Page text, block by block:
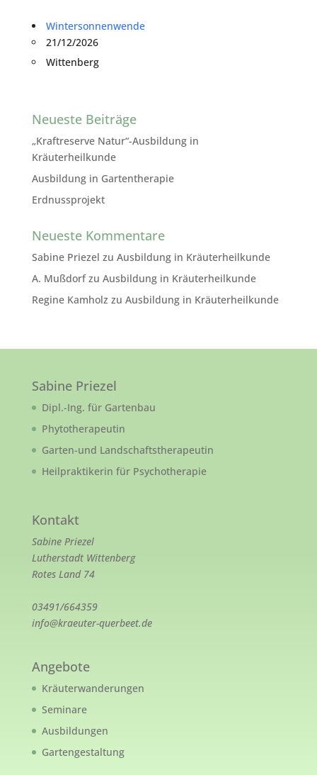
Wintersonnenwende
21/12/2026
Wittenberg
Neueste Beiträge
„Kraftreserve Natur“-Ausbildung in
Kräuterheilkunde
Ausbildung in Gartentherapie
Erdnussprojekt
Neueste Kommentare
Sabine Priezel zu Ausbildung in Kräuterheilkunde
A. Mußdorfzu Ausbildung in Kräuterheilkunde
Regine Kamholz zu Ausbildung in Kräuterheilkunde
Sabine Priezel
Dipl.-Ing. für Gartenbau
Phytotherapeutin
Garten-und Landschaftstherapeutin
Heilpraktikerin für Psychotherapie
Kontakt
Sabine Priezel
Lutherstadt Wittenberg
Rotes Land 74
03491/664359
info@kraeuter-querbeet.de
Angebote
Kräuterwanderungen
Seminare
Ausbildungen
Gartengestaltung